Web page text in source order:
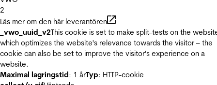
2
Läs mer om den här leverantören
_vwo_uuid_v2This cookie is set to make split-tests on the
which optimizes the website's relevance towards the visitor – the
cookie can also be set to improve the visitor's experience on a
website.
Maximal lagringstid: 1 årTyp: HTTP-cookie